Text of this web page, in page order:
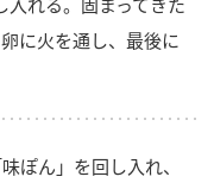
に火を通し、最後に
ぽん」を回し入れ、